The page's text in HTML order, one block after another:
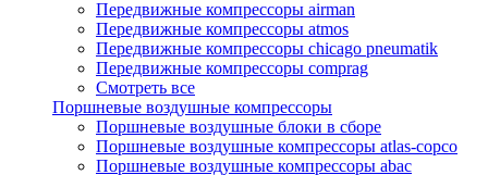
Передвижные компрессоры airman
Передвижные компрессоры atmos
Передвижные компрессоры chicago pneumatik
Передвижные компрессоры comprag
Смотреть все
Поршневые воздушные компрессоры
Поршневые воздушные блоки в сборе
Поршневые воздушные компрессоры atlas-copco
Поршневые воздушные компрессоры abac